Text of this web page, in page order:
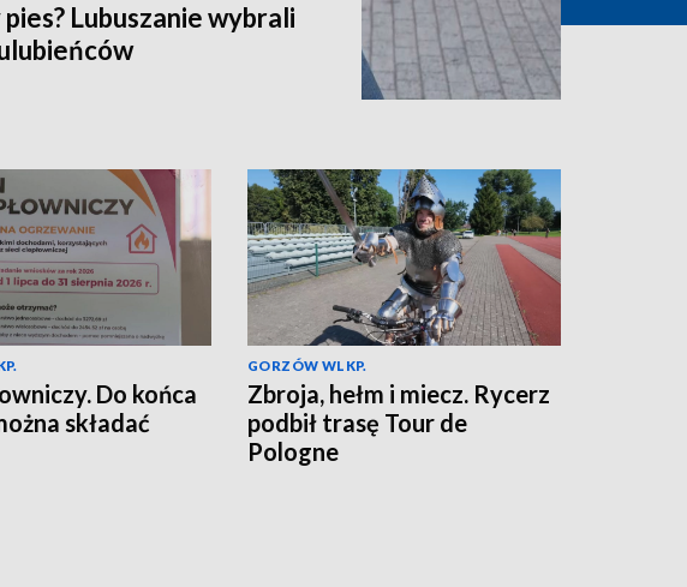
Lubuszanie wybrali
Do końca
składać
GORZÓW WLKP.
Zbroja, hełm i miecz. Rycerz
podbił trasę Tour de
Pologne